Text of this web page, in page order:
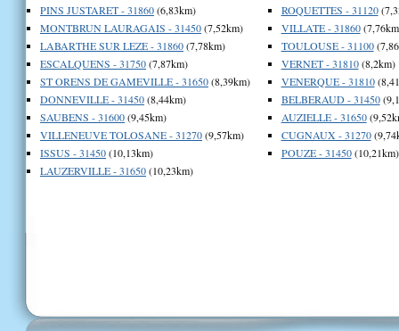
PINS JUSTARET - 31860(6,83km)
MONTBRUN LAURAGAIS - 31450(7,52km)
LABARTHE SUR LEZE - 31860(7,78km)
ESCALQUENS - 31750(7,87km)
ST ORENS DE GAMEVILLE - 31650(8,39km)
DONNEVILLE - 31450(8,44km)
SAUBENS - 31600(9,45km)
VILLENEUVE TOLOSANE - 31270(9,57km)
ISSUS - 31450(10,13km)
LAUZERVILLE - 31650(10,23km)
ROQUETTES - 31120
VILLATE - 31860
TOULOUSE - 31100
VERNET - 31810(8,2km)
VENERQUE - 31810
BELBERAUD - 31450
AUZIELLE - 31650
CUGNAUX - 31270
POUZE - 31450(10,21km)